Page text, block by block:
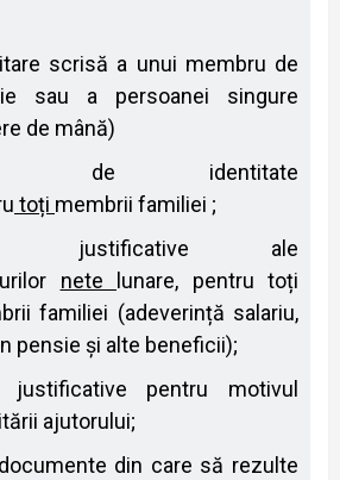
scrisă a unui membru de
sau a persoanei singure
de mână)
de identitate
toți membrii familiei ;
justificative ale
nete
lunare, pentru toți
familiei (adeverință salariu,
pensie și alte beneficii);
justificative pentru motivul
ajutorului;
din care să rezulte